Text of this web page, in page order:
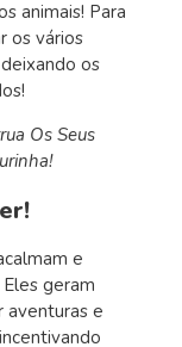
animais! Para
os vários
os
Os Seus
e
geram
aventuras e